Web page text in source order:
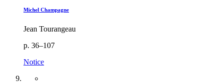
Michel Champagne
Jean Tourangeau
p. 36–107
Notice